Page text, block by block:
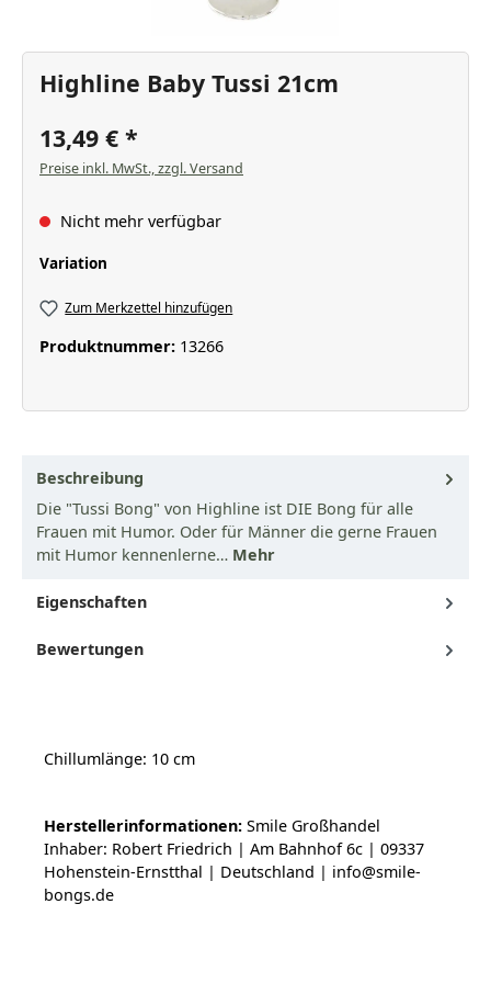
Highline Baby Tussi 21cm
13,49 €
Preise inkl. MwSt., zzgl. Versand
Nicht mehr verfügbar
Variation
Zum Merkzettel hinzufügen
Produktnummer: 13266
Beschreibung
Die "Tussi Bong" von Highline ist DIE Bong für alle
Frauen mit Humor. Oder für Männer die gerne Frauen
mit Humor kennenlerne… Mehr
Eigenschaften
Bewertungen
Chillumlänge: 10 cm
Herstellerinformationen: Smile Großhandel
Inhaber: Robert Friedrich | Am Bahnhof 6c | 09337
Hohenstein-Ernstthal | Deutschland | info@smile-
bongs.de